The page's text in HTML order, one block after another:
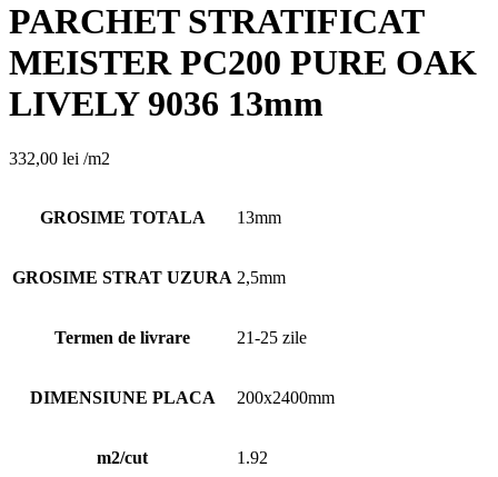
PARCHET STRATIFICAT
MEISTER PC200 PURE OAK
LIVELY 9036 13mm
332,00 lei /m2
GROSIME TOTALA 13mm
GROSIME STRAT UZURA 2,5mm
Termen de livrare 21-25 zile
DIMENSIUNE PLACA 200x2400mm
m2/cut 1.92